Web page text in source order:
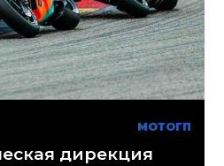
МОТОГП
дирекция